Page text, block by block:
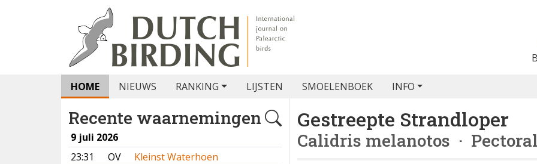
HOME NIEUWS RANKING LIJSTEN SMOELENBOEK INFO
Recente waarnemingen
9 juli 2026
23:31
OV
Kleinst Waterhoen
Gestreepte Strandloper
Calidris melanotos ·